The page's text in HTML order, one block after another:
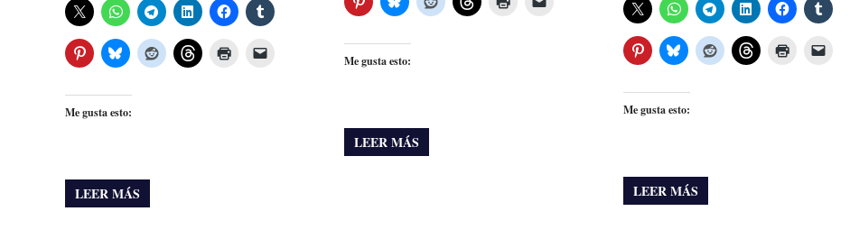
Me gusta esto:
LEER MÁS
Me gusta esto:
LEER MÁS
Me gusta esto:
LEER MÁS